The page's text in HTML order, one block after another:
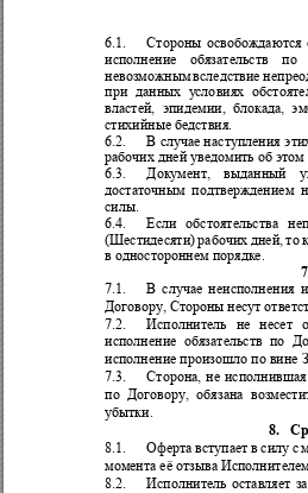
6.1. Стороны освобождаются
исполнение
обязательств
по
невозможным вследствие
при данных условиях
властей,
эпидемии, блокада,
стихийные бедствия.
6.2. В случае наступления
рабочих дней уведомить об этом
6.3. Документ, выданный у
достаточным подтверждением
силы.
6.4. Если обстоятельства н
(Шестидесяти) рабочих дней, то
в одностороннем порядке.
7.1. В случае неисполнения и
Договору, Стороны несут
7.2. Исполнитель не несет
исполнение
обязательств по
исполнение произошло по вине
7.3. Сторона, не
по Договору, обязана
убытки.
8.
8.1. Оферта вступает в силу с
момента её отзыва
8.2. Исполнитель оставляет